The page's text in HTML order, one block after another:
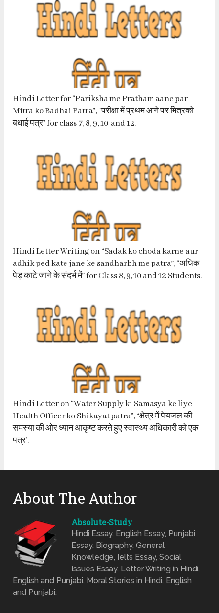
Hindi Letter for “Pariksha me Pratham aane par
Mitra ko Badhai Patra”, “परीक्षा में प्रथम आने पर मित्रको
बधाई पत्र” for class 7, 8, 9, 10, and 12.
Hindi Letter Writing on “Sadak ko choda karne aur
adhik ped kate jane ke sandharbh me patra”, “अधिक
पेड़ काटे जाने के संदर्भ में” for Class 8, 9, 10 and 12 Students.
Hindi Letter on “Water Supply ki Samasya ke liye
Health Officer ko Shikayat patra”, “क्षेत्र में पेयजल की
समस्या की ओर ध्यान आकृष्ट करते हुए स्वास्थ्य अधिकारी को एक
पत्र’.
About The Author
Absolute-Study
Hindi Essay, English Essay, Punjabi
Essay, Biography, General
Knowledge, Ielts Essay, Social
Issues Essay, Letter Writing in Hindi,
English and Punjabi, Moral Stories in Hindi, English
and Punjabi.